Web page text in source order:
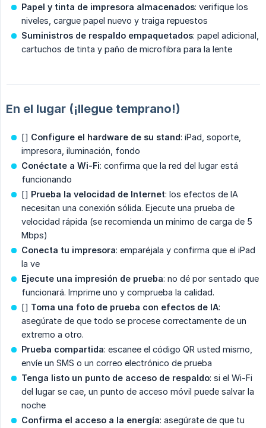
Papel y tinta de impresora almacenados: verifique los
niveles, cargue papel nuevo y traiga repuestos
Suministros de respaldo empaquetados: papel adicional,
cartuchos de tinta y paño de microfibra para la lente
En el lugar (¡llegue temprano!)
[] Configure el hardware de su stand: iPad, soporte,
impresora, iluminación, fondo
Conéctate a Wi-Fi: confirma que la red del lugar está
funcionando
[] Prueba la velocidad de Internet: los efectos de IA
necesitan una conexión sólida. Ejecute una prueba de
velocidad rápida (se recomienda un mínimo de carga de 5
Mbps)
Conecta tu impresora: emparéjala y confirma que el iPad
la ve
Ejecute una impresión de prueba: no dé por sentado que
funcionará. Imprime uno y comprueba la calidad.
[] Toma una foto de prueba con efectos de IA:
asegúrate de que todo se procese correctamente de un
extremo a otro.
Prueba compartida: escanee el código QR usted mismo,
envíe un SMS o un correo electrónico de prueba
Tenga listo un punto de acceso de respaldo: si el Wi-Fi
del lugar se cae, un punto de acceso móvil puede salvar la
noche
Confirma el acceso a la energía: asegúrate de que tu